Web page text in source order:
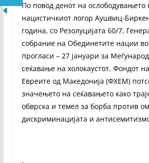
По повод денот на ослободувањето
нацистичкиот логор Аушвиц-
година, со Резолуцијата 60/7,
собрание на Обединетите нации во
прогласи – 27 јануари за
сеќавање на холокаустот. Фондот
Евреите од Македонија (ФХЕМ)
значењето на сеќавањето како
обврска и темел за борба против
дискриминацијата и